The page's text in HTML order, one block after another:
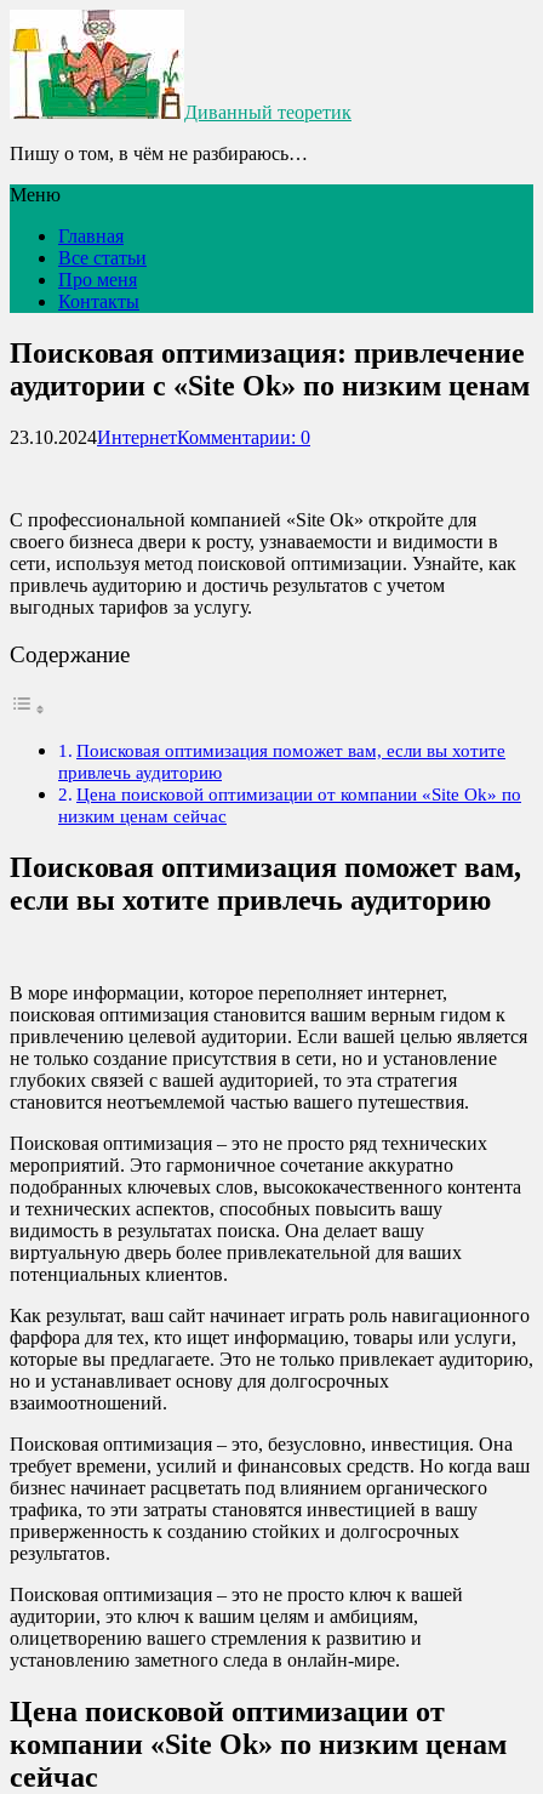
Диванный теоретик
Пишу о том, в чём не разбираюсь…
Меню
Главная
Все статьи
Про меня
Контакты
Поисковая оптимизация: привлечение
аудитории с «Site Ok‎» по низким ценам
23.10.2024ИнтернетКомментарии: 0
С профессиональной компанией «Site Ok‎» откройте для
своего бизнеса двери к росту, узнаваемости и видимости в
сети, используя метод поисковой оптимизации. Узнайте, как
привлечь аудиторию и достичь результатов с учетом
выгодных тарифов за услугу.
Содержание
Поисковая оптимизация поможет вам, если вы хотите
привлечь аудиторию
Цена поисковой оптимизации от компании «Site Ok‎» по
низким ценам сейчас
Поисковая оптимизация поможет вам,
если вы хотите привлечь аудиторию
В море информации, которое переполняет интернет,
поисковая оптимизация становится вашим верным гидом к
привлечению целевой аудитории. Если вашей целью является
не только создание присутствия в сети, но и установление
глубоких связей с вашей аудиторией, то эта стратегия
становится неотъемлемой частью вашего путешествия.
Поисковая оптимизация – это не просто ряд технических
мероприятий. Это гармоничное сочетание аккуратно
подобранных ключевых слов, высококачественного контента
и технических аспектов, способных повысить вашу
видимость в результатах поиска. Она делает вашу
виртуальную дверь более привлекательной для ваших
потенциальных клиентов.
Как результат, ваш сайт начинает играть роль навигационного
фарфора для тех, кто ищет информацию, товары или услуги,
которые вы предлагаете. Это не только привлекает аудиторию,
но и устанавливает основу для долгосрочных
взаимоотношений.
Поисковая оптимизация – это, безусловно, инвестиция. Она
требует времени, усилий и финансовых средств. Но когда ваш
бизнес начинает расцветать под влиянием органического
трафика, то эти затраты становятся инвестицией в вашу
приверженность к созданию стойких и долгосрочных
результатов.
Поисковая оптимизация – это не просто ключ к вашей
аудитории, это ключ к вашим целям и амбициям,
олицетворению вашего стремления к развитию и
установлению заметного следа в онлайн-мире.
Цена поисковой оптимизации от
компании «Site Ok‎» по низким ценам
сейчас